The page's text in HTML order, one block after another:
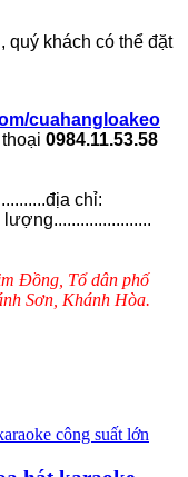
, quý khách có thể đặt
cuahangloakeo
0984.11.53.58
chỉ:
lượng......................
Đồng, Tổ dân phố
Sơn, Khánh Hòa.